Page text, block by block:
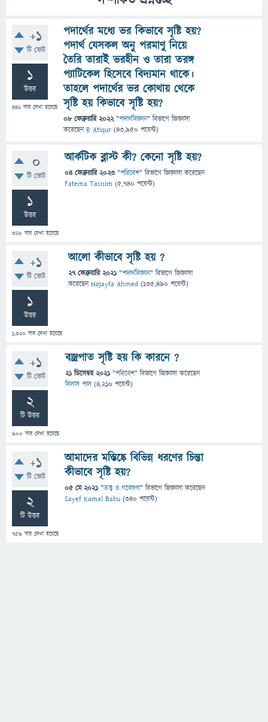
+1
টি ভোট
1
উত্তর
442বার দেখা হয়েছে
পদার্থের মধ্যে ভর কিভাবে সৃষ্টি হয়?
পদার্থ যেসকল অনু পরমাণু নিয়ে
তৈরি তারাই ভরহীন ও তারা তরঙ্গ
প্যাটিকেল হিসেবে বিদ্যমান থাকে।
তাহলে পদার্থের ভর কোথায় থেকে
সৃষ্টি হয় কিভাবে সৃষ্টি হয়?
08 ফেব্রুয়ারি 2022 "পদার্থবিজ্ঞান" বিভাগে জিজ্ঞাসা
করেছেনR Atiqur (43,950 পয়েন্ট)
0
টি ভোট
1
উত্তর
328 বার দেখা হয়েছে
আর্কটিক ব্লাস্ট কী? কেনো সৃষ্টি হয়?
04 ফেব্রুয়ারি 2023 "পরিবেশ" বিভাগে জিজ্ঞাসাকরেছেন
Fatema Tasnim (5,740 পয়েন্ট)
+1
টি ভোট
1
উত্তর
1,320 বার দেখা হয়েছে
আলো কীভাবে সৃষ্টি হয় ?
27 ফেব্রুয়ারি 2021 "পদার্থবিজ্ঞান" বিভাগে জিজ্ঞাসা
করেছেনHojayfa Ahmed (135,490 পয়েন্ট)
+1
টি ভোট
2
টি উত্তর
900 বার দেখা হয়েছে
বজ্রপাত সৃষ্টি হয় কি কারনে ?
21 ডিসেম্বর 2021 "পরিবেশ" বিভাগে জিজ্ঞাসাকরেছেন
বিলাস পাল (4,210 পয়েন্ট)
+1
টি ভোট
2
টি উত্তর
759 বার দেখা হয়েছে
আমাদের মস্তিষ্কে বিভিন্ন ধরণের চিন্তা
কীভাবে সৃষ্টি হয়?
05 মে 2021 "তত্ত্ব ও গবেষণা" বিভাগে জিজ্ঞাসাকরেছেন
Sayef Kamal Babu (340 পয়েন্ট)